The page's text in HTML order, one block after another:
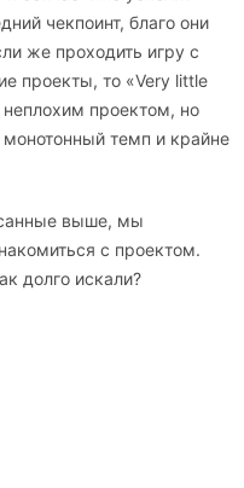
чекпоинт, благо они
же проходить игру с
проекты, то «Very little
проектом, но
темп и крайне
выше, мы
с проектом.
долго искали?